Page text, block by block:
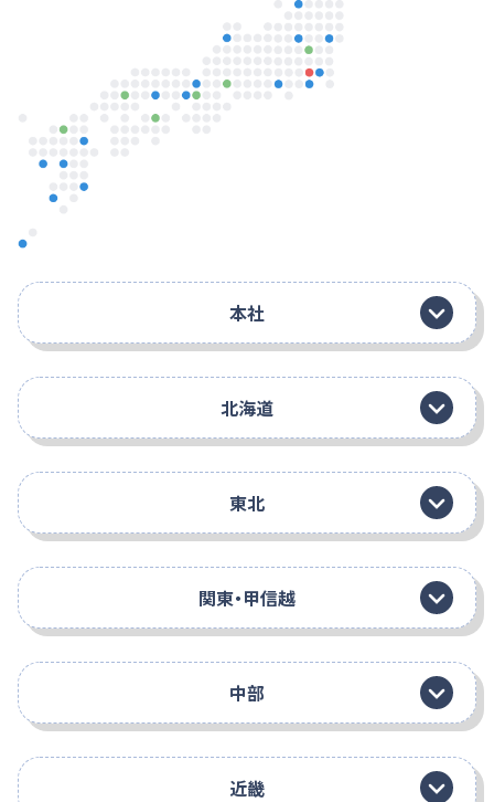
本社
北海道
東北
関東・甲信越
中部
近畿